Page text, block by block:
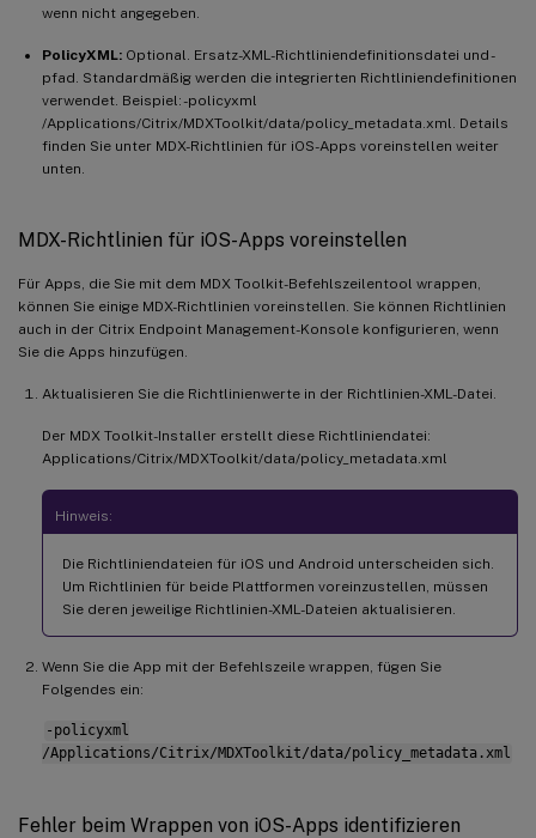
wenn nicht angegeben.
PolicyXML: Optional. Ersatz-XML-Richtliniendefinitionsdatei und -
pfad. Standardmäßig werden die integrierten Richtliniendefinitionen
verwendet. Beispiel: -policyxml
/Applications/Citrix/MDXToolkit/data/policy_metadata.xml. Details
finden Sie unter MDX-Richtlinien für iOS-Apps voreinstellen weiter
unten.
MDX-Richtlinien für iOS-Apps voreinstellen
Für Apps, die Sie mit dem MDX Toolkit-Befehlszeilentool wrappen,
können Sie einige MDX-Richtlinien voreinstellen. Sie können Richtlinien
auch in der Citrix Endpoint Management-Konsole konfigurieren, wenn
Sie die Apps hinzufügen.
Aktualisieren Sie die Richtlinienwerte in der Richtlinien-XML-Datei.
Der MDX Toolkit-Installer erstellt diese Richtliniendatei:
Applications/Citrix/MDXToolkit/data/policy_metadata.xml
Hinweis:
Die Richtliniendateien für iOS und Android unterscheiden sich.
Um Richtlinien für beide Plattformen voreinzustellen, müssen
Sie deren jeweilige Richtlinien-XML-Dateien aktualisieren.
Wenn Sie die App mit der Befehlszeile wrappen, fügen Sie
Folgendes ein:
-policyxml
/Applications/Citrix/MDXToolkit/data/policy_metadata.xml
Fehler beim Wrappen von iOS-Apps identifizieren